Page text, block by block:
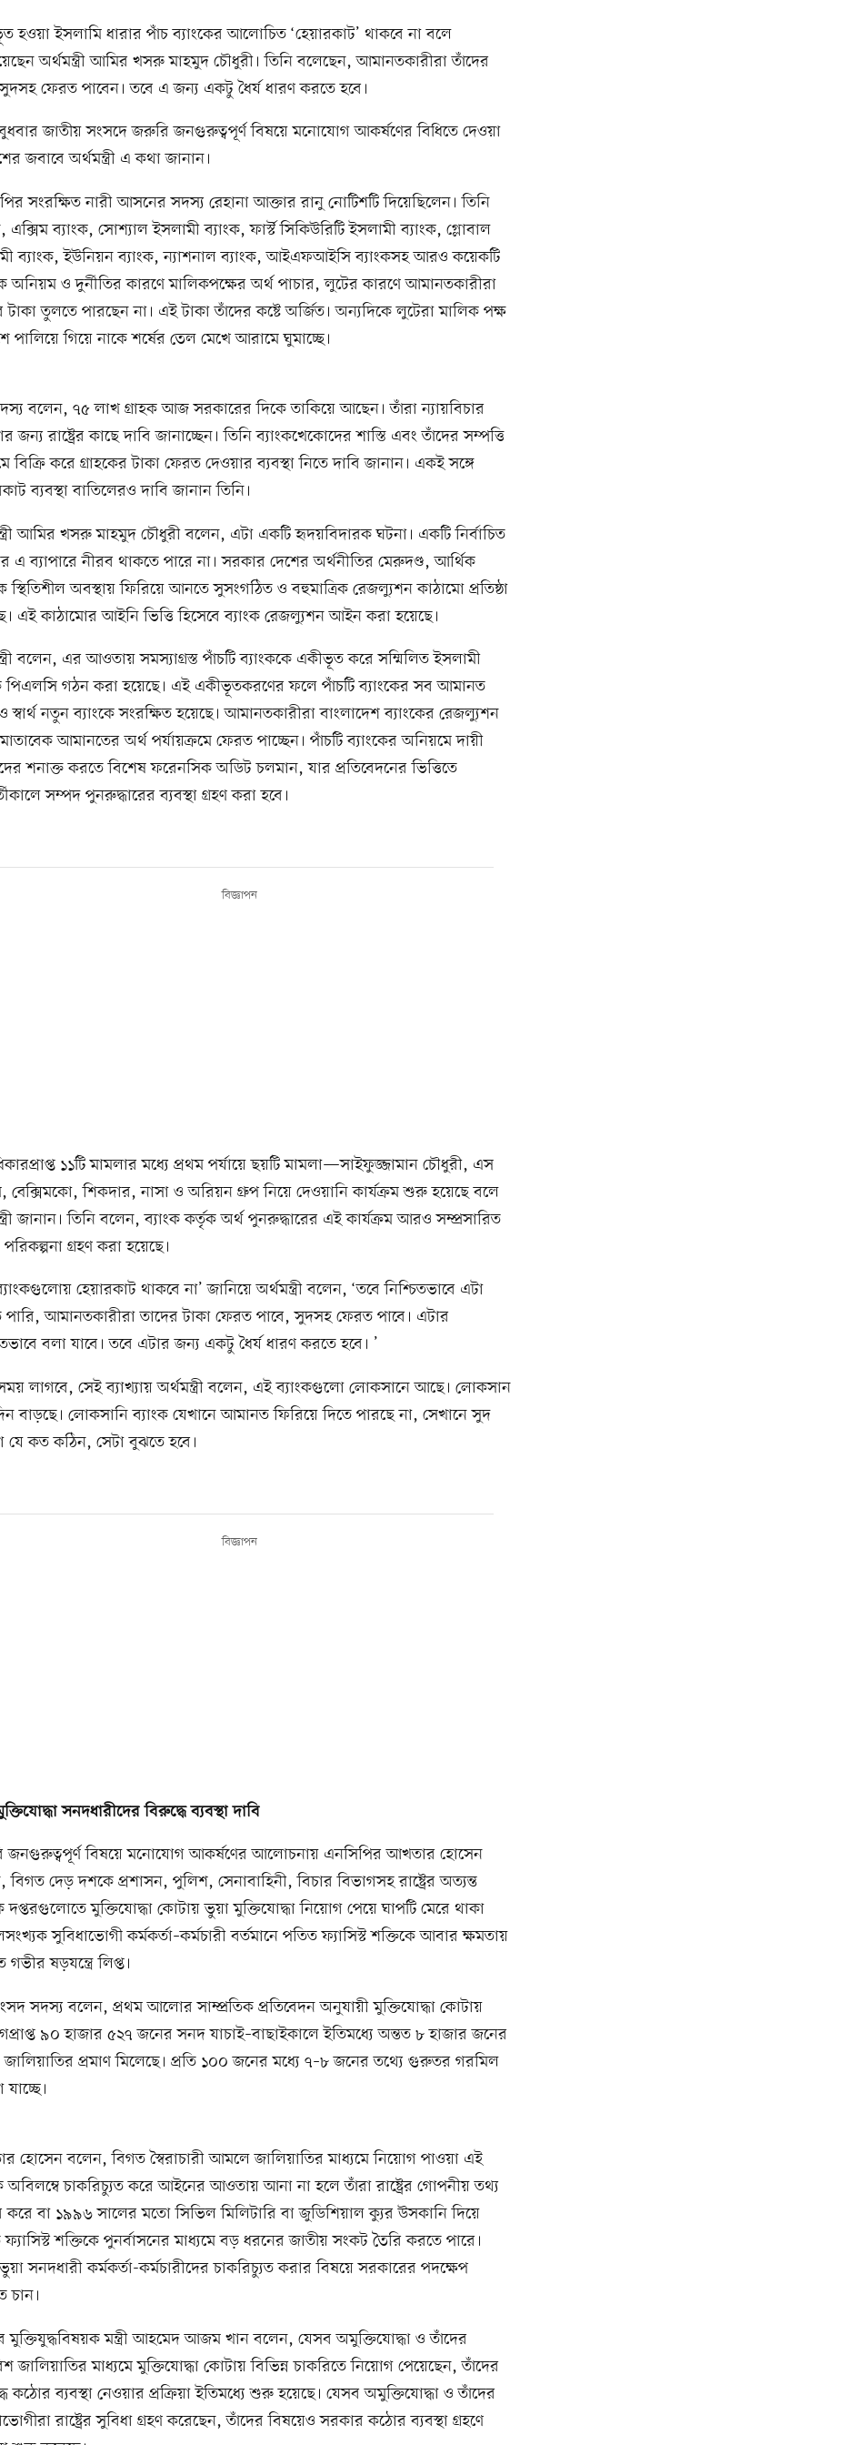
হওয়া ইসলামি ধারার পাঁচ ব্যাংকের আলোচিত ‘হেয়ারকাট’ থাকবে না বলে
অর্থমন্ত্রী আমির খসরু মাহমুদ চৌধুরী। তিনি বলেছেন, আমানতকারীরা তাঁদের
ফেরত পাবেন। তবে এ জন্য একটু ধৈর্য ধারণ করতে হবে।
জাতীয় সংসদে জরুরি জনগুরুত্বপূর্ণ বিষয়ে মনোযোগ আকর্ষণের বিধিতে দেওয়া
জবাবে অর্থমন্ত্রী এ কথা জানান।
সংরক্ষিত নারী আসনের সদস্য রেহানা আক্তার রানু নোটিশটি দিয়েছিলেন। তিনি
এক্সিম ব্যাংক, সোশ্যাল ইসলামী ব্যাংক, ফার্স্ট সিকিউরিটি ইসলামী ব্যাংক, গ্লোবাল
ব্যাংক, ইউনিয়ন ব্যাংক, ন্যাশনাল ব্যাংক, আইএফআইসি ব্যাংকসহ আরও কয়েকটি
অনিয়ম ও দুর্নীতির কারণে মালিকপক্ষের অর্থ পাচার, লুটের কারণে আমানতকারীরা
টাকা তুলতে পারছেন না। এই টাকা তাঁদের কষ্টে অর্জিত। অন্যদিকে লুটেরা মালিক পক্ষ
পালিয়ে গিয়ে নাকে শর্ষের তেল মেখে আরামে ঘুমাচ্ছে।
বলেন, ৭৫ লাখ গ্রাহক আজ সরকারের দিকে তাকিয়ে আছেন। তাঁরা ন্যায়বিচার
জন্য রাষ্ট্রের কাছে দাবি জানাচ্ছেন। তিনি ব্যাংকখেকোদের শাস্তি এবং তাঁদের সম্পত্তি
বিক্রি করে গ্রাহকের টাকা ফেরত দেওয়ার ব্যবস্থা নিতে দাবি জানান। একই সঙ্গে
ব্যবস্থা বাতিলেরও দাবি জানান তিনি।
আমির খসরু মাহমুদ চৌধুরী বলেন, এটা একটি হৃদয়বিদারক ঘটনা। একটি নির্বাচিত
এ ব্যাপারে নীরব থাকতে পারে না। সরকার দেশের অর্থনীতির মেরুদণ্ড, আর্থিক
স্থিতিশীল অবস্থায় ফিরিয়ে আনতে সুসংগঠিত ও বহুমাত্রিক রেজল্যুশন কাঠামো প্রতিষ্ঠা
এই কাঠামোর আইনি ভিত্তি হিসেবে ব্যাংক রেজল্যুশন আইন করা হয়েছে।
বলেন, এর আওতায় সমস্যাগ্রস্ত পাঁচটি ব্যাংককে একীভূত করে সম্মিলিত ইসলামী
পিএলসি গঠন করা হয়েছে। এই একীভূতকরণের ফলে পাঁচটি ব্যাংকের সব আমানত
স্বার্থ নতুন ব্যাংকে সংরক্ষিত হয়েছে। আমানতকারীরা বাংলাদেশ ব্যাংকের রেজল্যুশন
আমানতের অর্থ পর্যায়ক্রমে ফেরত পাচ্ছেন। পাঁচটি ব্যাংকের অনিয়মে দায়ী
শনাক্ত করতে বিশেষ ফরেনসিক অডিট চলমান, যার প্রতিবেদনের ভিত্তিতে
সম্পদ পুনরুদ্ধারের ব্যবস্থা গ্রহণ করা হবে।
বিজ্ঞাপন
১১টি মামলার মধ্যে প্রথম পর্যায়ে ছয়টি মামলা—সাইফুজ্জামান চৌধুরী, এস
শিকদার, নাসা ও অরিয়ন গ্রুপ নিয়ে দেওয়ানি কার্যক্রম শুরু হয়েছে বলে
জানান। তিনি বলেন, ব্যাংক কর্তৃক অর্থ পুনরুদ্ধারের এই কার্যক্রম আরও সম্প্রসারিত
গ্রহণ করা হয়েছে।
হেয়ারকাট থাকবে না’ জানিয়ে অর্থমন্ত্রী বলেন, ‘তবে নিশ্চিতভাবে এটা
আমানতকারীরা তাদের টাকা ফেরত পাবে, সুদসহ ফেরত পাবে। এটার
বলা যাবে। তবে এটার জন্য একটু ধৈর্য ধারণ করতে হবে। ’
লাগবে, সেই ব্যাখ্যায় অর্থমন্ত্রী বলেন, এই ব্যাংকগুলো লোকসানে আছে। লোকসান
বাড়ছে। লোকসানি ব্যাংক যেখানে আমানত ফিরিয়ে দিতে পারছে না, সেখানে সুদ
যে কত কঠিন, সেটা বুঝতে হবে।
বিজ্ঞাপন
সনদধারীদের বিরুদ্ধে ব্যবস্থা দাবি
জনগুরুত্বপূর্ণ বিষয়ে মনোযোগ আকর্ষণের আলোচনায় এনসিপির আখতার হোসেন
বিগত দেড় দশকে প্রশাসন, পুলিশ, সেনাবাহিনী, বিচার বিভাগসহ রাষ্ট্রের অত্যন্ত
দপ্তরগুলোতে মুক্তিযোদ্ধা কোটায় ভুয়া মুক্তিযোদ্ধা নিয়োগ পেয়ে ঘাপটি মেরে থাকা
সুবিধাভোগী কর্মকর্তা–কর্মচারী বর্তমানে পতিত ফ্যাসিস্ট শক্তিকে আবার ক্ষমতায়
ষড়যন্ত্রে লিপ্ত।
সদস্য বলেন, প্রথম আলোর সাম্প্রতিক প্রতিবেদন অনুযায়ী মুক্তিযোদ্ধা কোটায়
৯০ হাজার ৫২৭ জনের সনদ যাচাই–বাছাইকালে ইতিমধ্যে অন্তত ৮ হাজার জনের
প্রমাণ মিলেছে। প্রতি ১০০ জনের মধ্যে ৭–৮ জনের তথ্যে গুরুতর গরমিল
হোসেন বলেন, বিগত স্বৈরাচারী আমলে জালিয়াতির মাধ্যমে নিয়োগ পাওয়া এই
অবিলম্বে চাকরিচ্যুত করে আইনের আওতায় আনা না হলে তাঁরা রাষ্ট্রের গোপনীয় তথ্য
করে বা ১৯৯৬ সালের মতো সিভিল মিলিটারি বা জুডিশিয়াল ক্যুর উসকানি দিয়ে
শক্তিকে পুনর্বাসনের মাধ্যমে বড় ধরনের জাতীয় সংকট তৈরি করতে পারে।
সনদধারী কর্মকর্তা-কর্মচারীদের চাকরিচ্যুত করার বিষয়ে সরকারের পদক্ষেপ
চান।
মুক্তিযুদ্ধবিষয়ক মন্ত্রী আহমেদ আজম খান বলেন, যেসব অমুক্তিযোদ্ধা ও তাঁদের
জালিয়াতির মাধ্যমে মুক্তিযোদ্ধা কোটায় বিভিন্ন চাকরিতে নিয়োগ পেয়েছেন, তাঁদের
কঠোর ব্যবস্থা নেওয়ার প্রক্রিয়া ইতিমধ্যে শুরু হয়েছে। যেসব অমুক্তিযোদ্ধা ও তাঁদের
রাষ্ট্রের সুবিধা গ্রহণ করেছেন, তাঁদের বিষয়েও সরকার কঠোর ব্যবস্থা গ্রহণে